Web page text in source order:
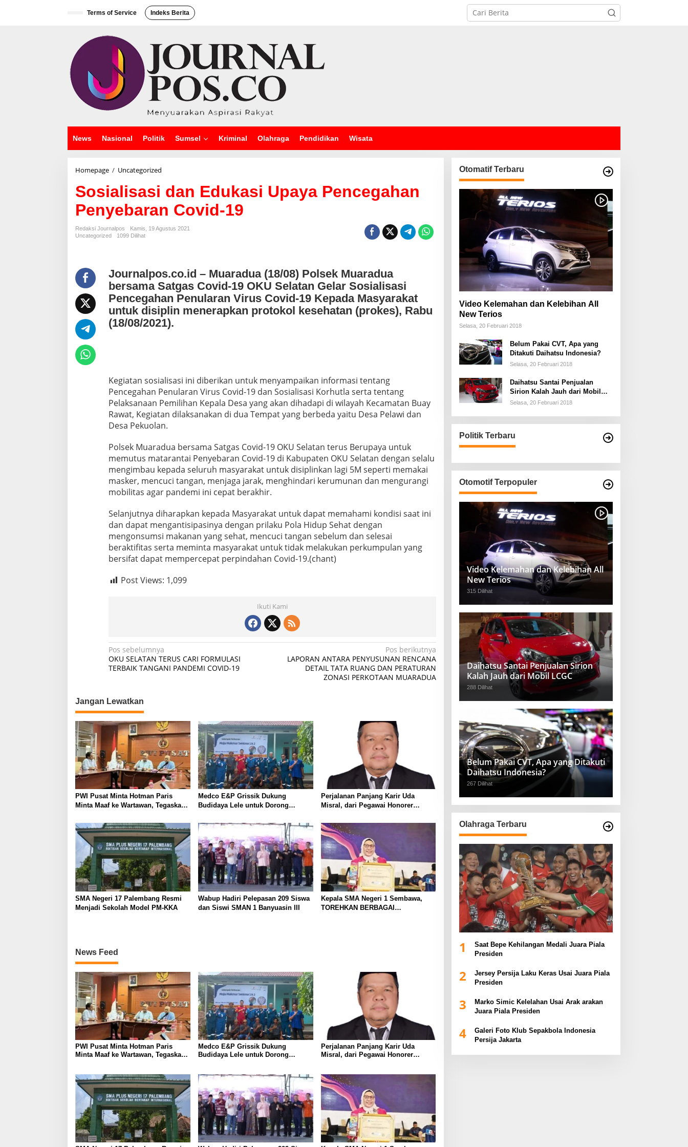
Terms of Service Indeks Berita
News Nasional Politik Sumsel Kriminal Olahraga Pendidikan Wisata
Homepage / Uncategorized
a
l
i
d
a
n
E
d
u
k
a
y
a
e
n
e
g
h
a
n
e
y
e
b
a
n
-
1
9
Sosialisasi dan Edukasi Upaya Pencegahan
Penyebaran Covid-19
Redaksi Journalpos
Kamis, 19 Agustus 2021
Uncategorized
1099 Dilihat
Journalpos.co.id – Muaradua (18/08) Polsek Muaradua
bersama Satgas Covid-19 OKU Selatan Gelar Sosialisasi
Pencegahan Penularan Virus Covid-19 Kepada Masyarakat
untuk disiplin menerapkan protokol kesehatan (prokes), Rabu
(18/08/2021).
Kegiatan sosialisasi ini diberikan untuk menyampaikan informasi tentang
Pencegahan Penularan Virus Covid-19 dan Sosialisasi Korhutla serta tentang
Pelaksanaan Pemilihan Kepala Desa yang akan dihadapi di wilayah Kecamatan Buay
Rawat, Kegiatan dilaksanakan di dua Tempat yang berbeda yaitu Desa Pelawi dan
Desa Pekuolan.
Polsek Muaradua bersama Satgas Covid-19 OKU Selatan terus Berupaya untuk
memutus matarantai Penyebaran Covid-19 di Kabupaten OKU Selatan dengan selalu
mengimbau kepada seluruh masyarakat untuk disiplinkan lagi 5M seperti memakai
masker, mencuci tangan, menjaga jarak, menghindari kerumunan dan mengurangi
mobilitas agar pandemi ini cepat berakhir.
Selanjutnya diharapkan kepada Masyarakat untuk dapat memahami kondisi saat ini
dan dapat mengantisipasinya dengan prilaku Pola Hidup Sehat dengan
mengonsumsi makanan yang sehat, mencuci tangan sebelum dan selesai
beraktifitas serta meminta masyarakat untuk tidak melakukan perkumpulan yang
bersifat dapat mempercepat perpindahan Covid-19.(chant)
Post Views: 1,099
Ikuti Kami
N
a
i
g
a
s
i
p
o
s
Pos sebelumnya
OKU SELATAN TERUS CARI FORMULASI
TERBAIK TANGANI PANDEMI COVID-19
Pos berikutnya
LAPORAN ANTARA PENYUSUNAN RENCANA
DETAIL TATA RUANG DAN PERATURAN
ZONASI PERKOTAAN MUARADUA
Jangan Lewatkan
PWI Pusat Minta Hotman Paris
Minta Maaf ke Wartawan, Tegaskan
Medco E&P Grissik Dukung
Budidaya Lele untuk Dorong
Perjalanan Panjang Karir Uda
Misral, dari Pegawai Honorer
Jabatan Struktural Eselon III
SMA Negeri 17 Palembang Resmi
Menjadi Sekolah Model PM-KKA
Wabup Hadiri Pelepasan 209 Siswa
dan Siswi SMAN 1 Banyuasin III
Kepala SMA Negeri 1 Sembawa,
TOREHKAN BERBAGAI
News Feed
PWI Pusat Minta Hotman Paris
Minta Maaf ke Wartawan, Tegaskan
Medco E&P Grissik Dukung
Budidaya Lele untuk Dorong
Perjalanan Panjang Karir Uda
Misral, dari Pegawai Honorer
Otomatif Terbaru
Video Kelemahan dan Kelebihan All
New Terios
Selasa, 20 Februari 2018
Belum Pakai CVT, Apa yang
Ditakuti Daihatsu Indonesia?
Selasa, 20 Februari 2018
Daihatsu Santai Penjualan
Sirion Kalah Jauh dari Mobil
LCGC
Selasa, 20 Februari 2018
Politik Terbaru
Otomotif Terpopuler
Video Kelemahan dan Kelebihan All
New Terios
315 Dilihat
Daihatsu Santai Penjualan Sirion
Kalah Jauh dari Mobil LCGC
288 Dilihat
Belum Pakai CVT, Apa yang Ditakuti
Daihatsu Indonesia?
267 Dilihat
Olahraga Terbaru
1
Saat Bepe Kehilangan Medali Juara Piala
Presiden
2
Jersey Persija Laku Keras Usai Juara Piala
Presiden
3
Marko Simic Kelelahan Usai Arak arakan
Juara Piala Presiden
4
Galeri Foto Klub Sepakbola Indonesia
Persija Jakarta